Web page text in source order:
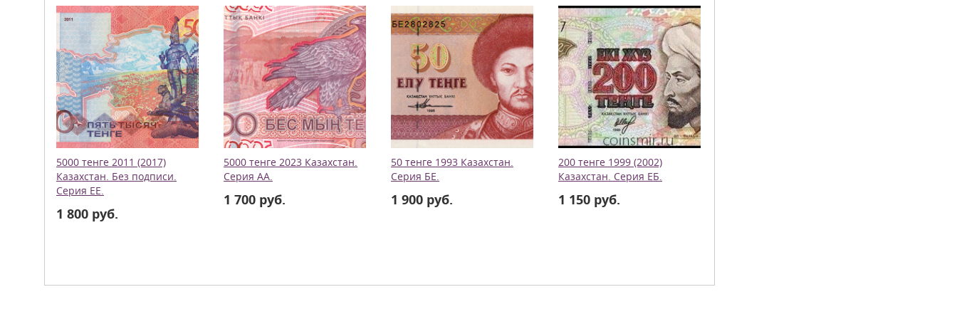
5000 тенге 2011 (2017)
Казахстан. Без подписи.
Серия ЕЕ.
1 800 руб.
5000 тенге 2023 Казахстан.
Серия АА.
1 700 руб.
50 тенге 1993 Казахстан.
Серия БЕ.
1 900 руб.
200 тенге 1999 (2002)
Казахстан. Серия ЕБ.
1 150 руб.